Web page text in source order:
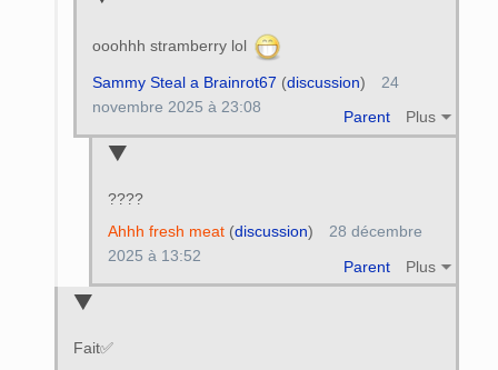
ooohhh stramberry lol
Parent Plus
Sammy Steal a Brainrot67 (discussion)
24
novembre 2025 à 23:08
????
Parent Plus
Ahhh fresh meat(discussion)
28 décembre
2025 à 13:52
Fait✅️